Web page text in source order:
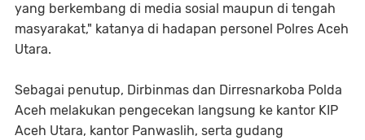
yang berkembang di media sosial maupun di tengah
masyarakat," katanya di hadapan personel Polres Aceh
Utara.
Sebagai penutup, Dirbinmas dan Dirresnarkoba Polda
Aceh melakukan pengecekan langsung ke kantor KIP
Aceh Utara, kantor Panwaslih, serta gudang